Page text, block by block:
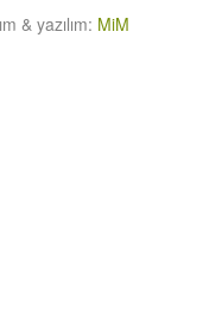
& yazılım: MiM